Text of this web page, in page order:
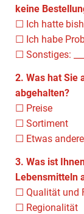
keine
☐ Ich hatte
☐ Ich habe
☐ Sonstiges:
2. Was hat Sie
abgehalten?
☐ Preise
☐ Sortiment
☐ Etwas anderes:
3. Was ist
Lebensmitteln
☐ Qualität und
☐ Regionalität